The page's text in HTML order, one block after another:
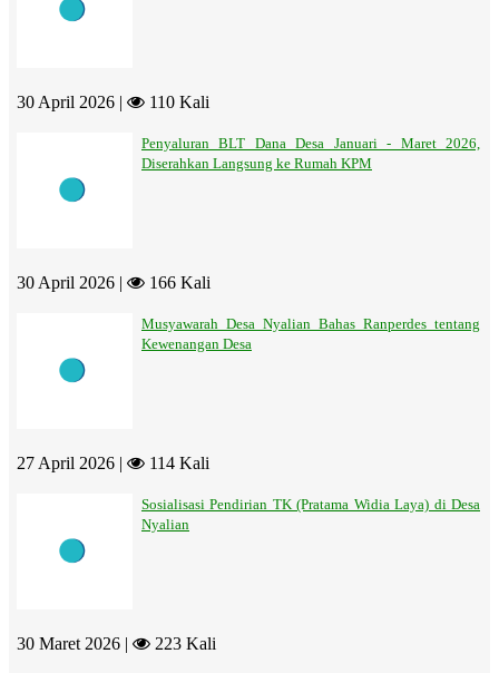
30 April 2026 | 110 Kali
Penyaluran BLT Dana Desa Januari - Maret 2026,
Diserahkan Langsung ke Rumah KPM
30 April 2026 | 166 Kali
Musyawarah Desa Nyalian Bahas Ranperdes tentang
Kewenangan Desa
27 April 2026 | 114 Kali
Sosialisasi Pendirian TK (Pratama Widia Laya) di Desa
Nyalian
30 Maret 2026 | 223 Kali